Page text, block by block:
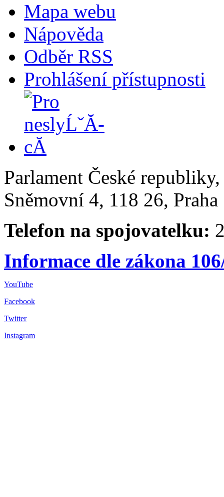
Mapa webu
Nápověda
Odběr RSS
Prohlášení přístupnosti
Parlament České
Sněmovní 4, 118 26,
Telefon na spojovatelku:
Informace dle zákona
YouTube
Facebook
Twitter
Instagram